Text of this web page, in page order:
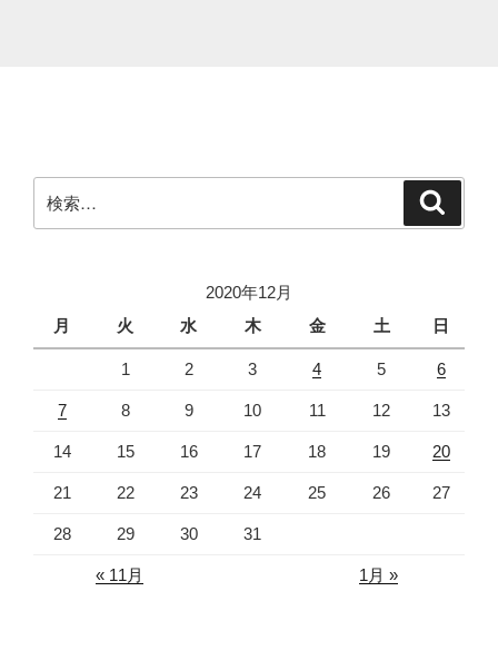
索:
2020年12月
月
火 水 木 金 土 日
1 2 3 4 5 6
7 8 9 10 11 12 13
14 15 16 17 18 19 20
21 22 23 24 25 26 27
28 29 30 31
« 11月 1月 »